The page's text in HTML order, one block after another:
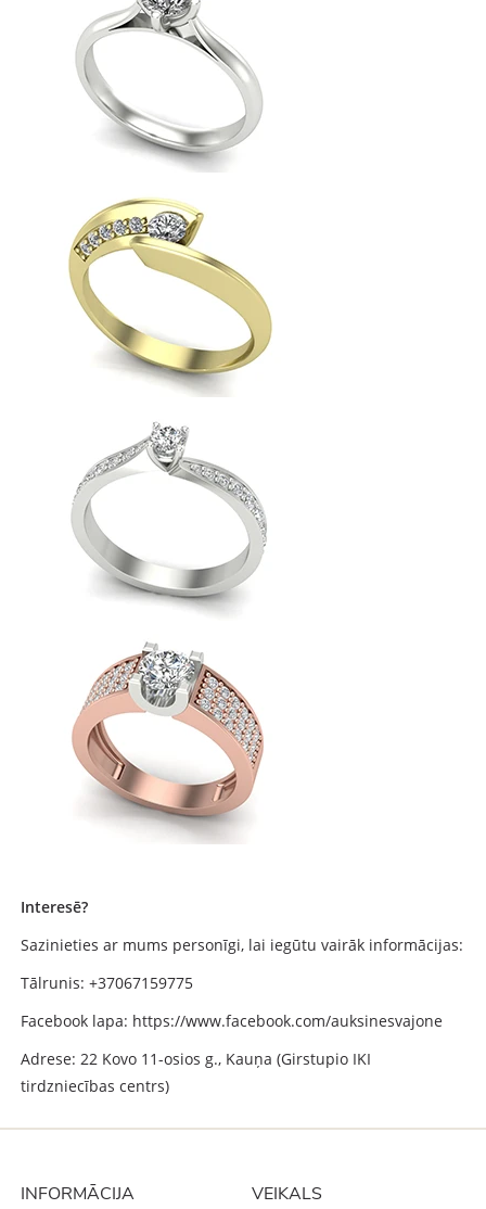
Interesē?
Sazinieties ar mums personīgi, lai iegūtu vairāk informācijas:
Tālrunis: +37067159775
Facebook lapa: https://www.facebook.com/auksinesvajone
Adrese: 22 Kovo 11-osios g., Kauņa (Girstupio IKI
tirdzniecības centrs)
INFORMĀCIJA VEIKALS